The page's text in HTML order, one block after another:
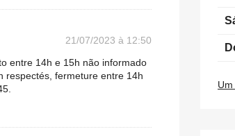
21/07/2023 à 12:50
entre 14h e 15h não informado
respectés, fermeture entre 14h